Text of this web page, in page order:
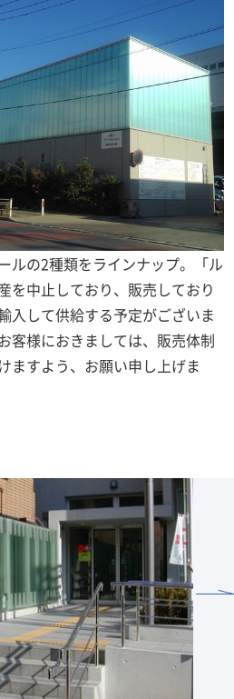
ルの2種類をラインナップ。「ル
を中止しており、販売しており
入して供給する予定がございま
客様におきましては、販売体制
ますよう、お願い申し上げま